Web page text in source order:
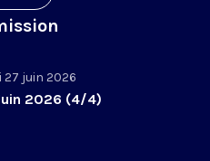
27 juin 2026
2026 (4/4)